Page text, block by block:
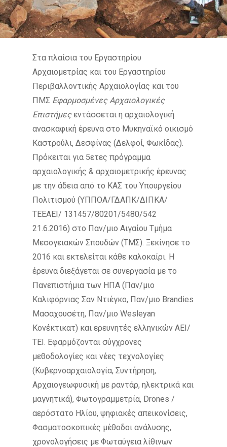
Στα πλαίσια του Εργαστηρίου
Αρχαιομετρίας και του Εργαστηρίου
Περιβαλλοντικής Αρχαιολογίας και του
ΠΜΣ Εφαρμοσμένες Αρχαιολογικές
Επιστήμεςεντάσσεται η αρχαιολογική
ανασκαφική έρευνα στο Μυκηναϊκό οικισμό
Καστρούλι, Δεσφίνας (Δελφοί, Φωκίδας).
Πρόκειται για 5ετες πρόγραμμα
αρχαιολογικής & αρχαιομετρικής έρευνας
με την άδεια από το ΚΑΣ του Υπουργείου
Πολιτισμού (YΠΠΟΑ/ΓΔΑΠΚ/ΔΙΠΚΑ/
ΤΕΕΑΕΙ/ 131457/80201/5480/542
21.6.2016) στο Παν/μιο Αιγαίου Τμήμα
Μεσογειακών Σπουδών (ΤΜΣ). Ξεκίνησε το
2016 και εκτελείται κάθε καλοκαίρι. Η
έρευνα διεξάγεται σε συνεργασία με το
Πανεπιστήμια των ΗΠΑ (Παν/μιο
Καλιφόρνιας Σαν Ντιέγκο, Παν/μιο Brandies
Μασαχουσέτη, Παν/μιο Wesleyan
Κονέκτικατ) και ερευνητές ελληνικών ΑΕΙ/
ΤΕΙ. Εφαρμόζονται σύγχρονες
μεθοδολογίες και νέες τεχνολογίες
(Κυβερνοαρχαιολογία, Συντήρηση,
Αρχαιογεωφυσική με ραντάρ, ηλεκτρικά και
μαγνητικά), Φωτογραμμετρία, Drones /
αερόστατο Ηλίου, ψηφιακές απεικονίσεις,
Φασματοσκοπικές μέθοδοι ανάλυσης,
χρονολογήσεις με Φωταύγεια λίθινων